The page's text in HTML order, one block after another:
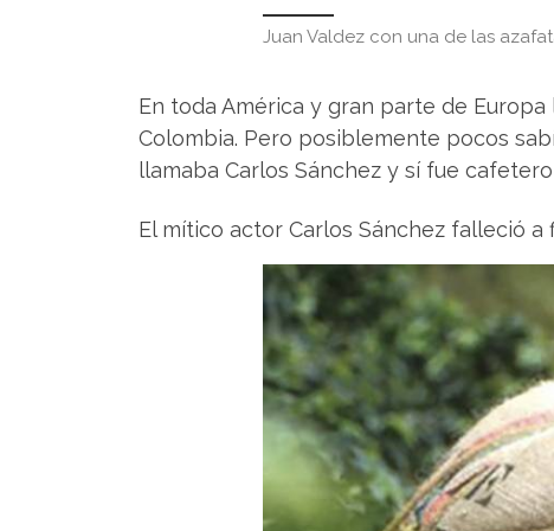
Juan Valdez con una de las
En toda América y gran parte de Europa
Colombia. Pero posiblemente pocos
llamaba Carlos Sánchez y sí fue
El mítico actor Carlos Sánchez falleció a